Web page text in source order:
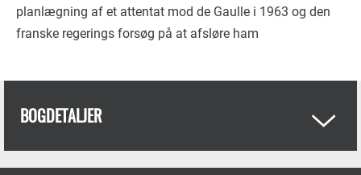
planlægning af et attentat mod de Gaulle i 1963 og den
franske regerings forsøg på at afsløre ham
BOGDETALJER